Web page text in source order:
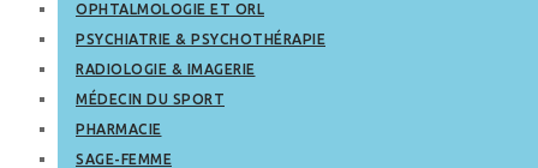
OPHTALMOLOGIE ET ORL
PSYCHIATRIE & PSYCHOTHÉRAPIE
RADIOLOGIE & IMAGERIE
MÉDECIN DU SPORT
PHARMACIE
SAGE-FEMME